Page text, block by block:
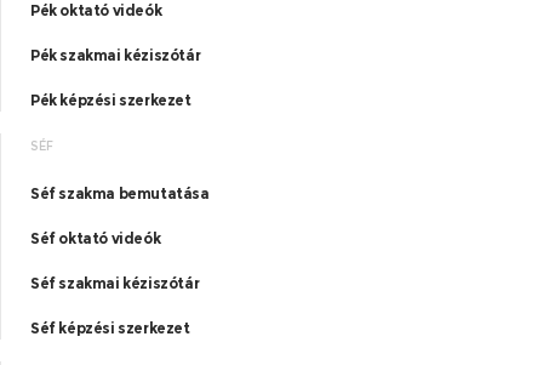
Pék oktató videók
Pék szakmai kéziszótár
Pék képzési szerkezet
SÉF
Séf szakma bemutatása
Séf oktató videók
Séf szakmai kéziszótár
Séf képzési szerkezet